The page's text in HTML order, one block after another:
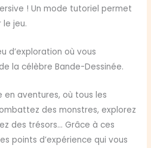
! Un mode tutoriel permet
jeu.
d’exploration où vous
la célèbre Bande-Dessinée.
en aventures, où tous les
des monstres, explorez
des trésors… Grâce à ces
points d’expérience qui vous